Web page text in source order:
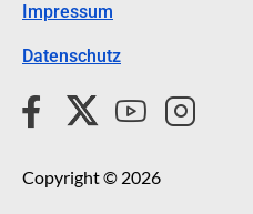
Impressum
Datenschutz
Copyright © 2026